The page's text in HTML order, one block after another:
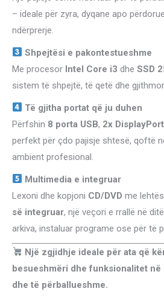
4
GB
SHARE
/
DVD
/
FULL
GRAD
A
WINDOWS
10
PRO
DLA
– ideale për zyra, dyqane apo
ndërprerje.
Shpejtësi e pakontestueshme
Me procesor Intel Core i3 dhe SSD
sistem të shpejtë, të qetë dhe
Të gjitha portat që ju duhen
Përfshin 8 porta USB, 2x DisplayPort
perfekt për çdo pajisje shtesë, qoftë
ambient profesional.
Multimedia e integruar
Lexoni dhe kopjoni CD/DVD me
së integruar, një veçori e rrallë në
arkiva, instaluar programe ose për të
Një zgjidhje ideale për ata që
besueshmëri dhe funksionalitet në
dhe të përballueshme.